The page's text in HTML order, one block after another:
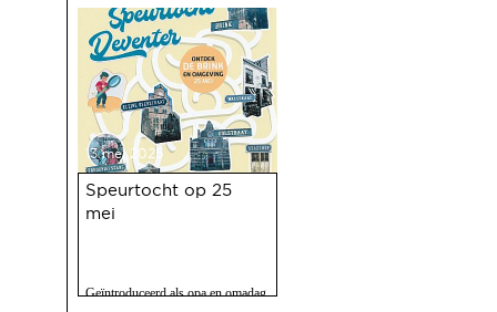
op 10 mei jl. van 100 jaar Haven
was een ongekend succes.
13 mei 2025
Speurtocht op 25
mei
Geïntroduceerd als opa en omadag